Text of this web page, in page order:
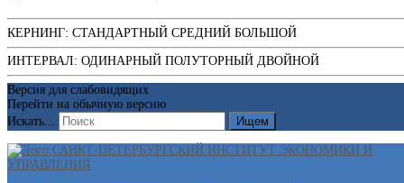
КЕРНИНГ: СТАНДАРТНЫЙ СРЕДНИЙ БОЛЬШОЙ
ИНТЕРВАЛ: ОДИНАРНЫЙ ПОЛУТОРНЫЙ ДВОЙНОЙ
Версия для слабовидящих
Перейти на обычную версию
Искать...
Ищем